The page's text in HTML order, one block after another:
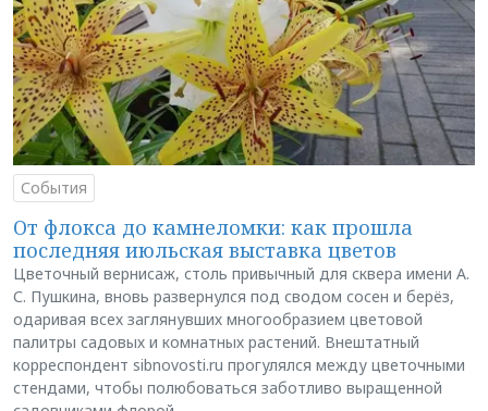
События
От флокса до камнеломки: как прошла
последняя июльская выставка цветов
Цветочный вернисаж, столь привычный для сквера имени А.
С. Пушкина, вновь развернулся под сводом сосен и берёз,
одаривая всех заглянувших многообразием цветовой
палитры садовых и комнатных растений. Внештатный
корреспондент sibnovosti.ru прогулялся между цветочными
стендами, чтобы полюбоваться заботливо выращенной